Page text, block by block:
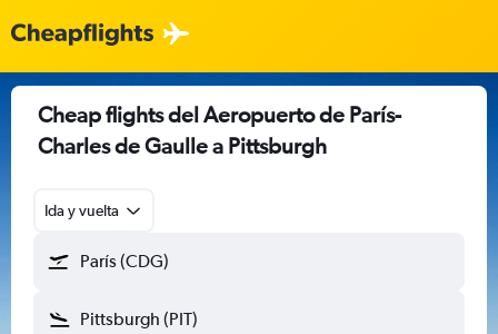
Cheap flights del Aeropuerto de París-
Charles de Gaulle a Pittsburgh
Ida y vuelta
París (CDG)
Pittsburgh (PIT)